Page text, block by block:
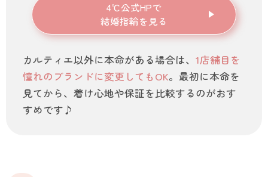
4℃公式HPで
結婚指輪を見る
カルティエ以外に本命がある場合は、1店舗目を
憧れのブランドに変更してもOK。最初に本命を
見てから、着け心地や保証を比較するのがおす
すめです♪